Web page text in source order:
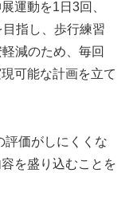
運動を1日3回、
指し、歩行練習
減のため、毎回
可能な計画を立て
評価がしにくくな
を盛り込むことを